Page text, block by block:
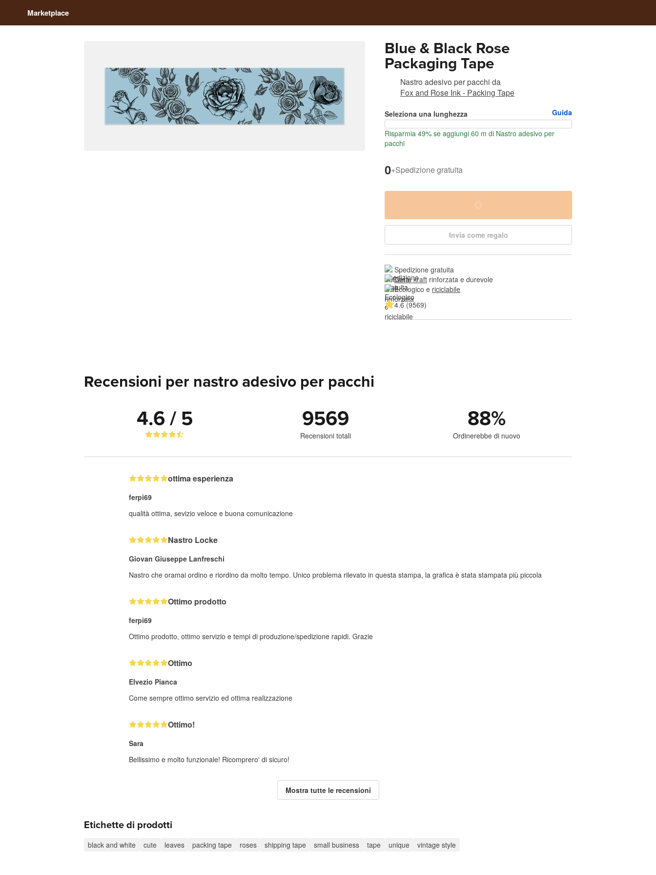
Marketplace
Blue & Black Rose
Packaging Tape
Nastro adesivo per pacchi da
Fox and Rose Ink - Packing Tape
Seleziona una lunghezza Guida
Risparmia 49% se aggiungi 60 m di Nastro adesivo per
pacchi
0+Spedizione gratuita
Invia come regalo
Spedizione gratuita
Carta kraft rinforzata e durevole
Ecologico e riciclabile
4.6 (9569)
Recensioni per nastro adesivo per pacchi
4.6 / 5 9569
Recensioni totali
88%
Ordinerebbe di nuovo
ottima esperienza
ferpi69
qualità ottima, sevizio veloce e buona comunicazione
Nastro Locke
Giovan Giuseppe Lanfreschi
Nastro che oramai ordino e riordino da molto tempo. Unico problema rilevato in questa stampa, la grafica è stata stampata più piccola
Ottimo prodotto
ferpi69
Ottimo prodotto, ottimo servizio e tempi di produzione/spedizione rapidi. Grazie
Ottimo
Elvezio Pianca
Come sempre ottimo servizio ed ottima realizzazione
Ottimo!
Sara
Bellissimo e molto funzionale! Ricomprero' di sicuro!
Mostra tutte le recensioni
Etichette di prodotti
black and white cute leaves packing tape roses shipping tape small business tape unique vintage style